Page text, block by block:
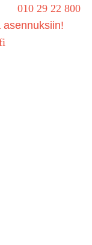
010 29 22 800
asennuksiin!